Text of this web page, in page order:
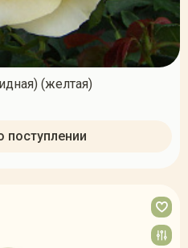
(желтая)
поступлении